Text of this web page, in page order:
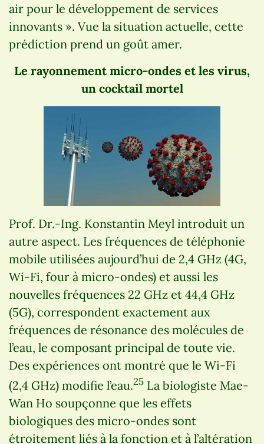
air pour le développement de services
innovants ». Vue la situation actuelle, cette
prédiction prend un goût amer.
Le rayonnement micro-ondes et les virus,
un cocktail mortel
Prof. Dr.-Ing. Konstantin Meyl introduit un
autre aspect. Les fréquences de téléphonie
mobile utilisées aujourd’hui de 2,4 GHz (4G,
Wi-Fi, four à micro-ondes) et aussi les
nouvelles fréquences 22 GHz et 44,4 GHz
(5G), correspondent exactement aux
fréquences de résonance des molécules de
l’eau, le composant principal de toute vie.
Des expériences ont montré que le Wi-Fi
(2,4 GHz) modifie l’eau.25 La biologiste Mae-
Wan Ho soupçonne que les effets
biologiques des micro-ondes sont
étroitement liés à la fonction et à l’altération